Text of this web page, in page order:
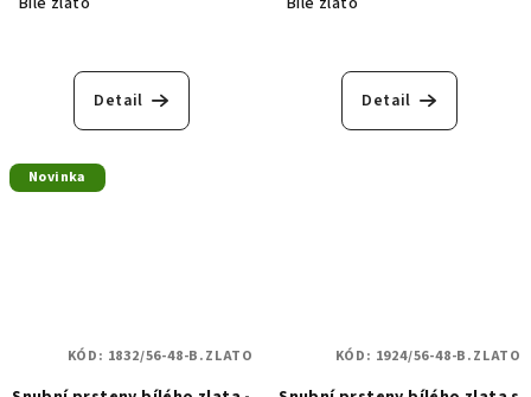
Detail Detail
Novinka
KÓD: 1832/56-48-B.ZLATO KÓD: 1924/56-48-B.ZLATO